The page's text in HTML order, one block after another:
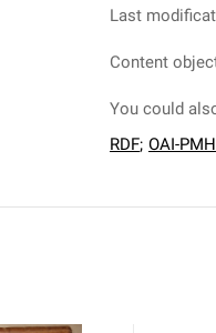
Last
Content
You could
RDF; OAI-PMH